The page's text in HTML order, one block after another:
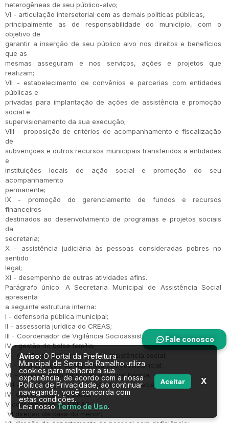
Fale conosco
heterogêneas de seu público-alvo;
VI - articulação intersetorial com as demais políticas públicas,
principalmente as de responsabilidade do município, com o
objetivo de
garantir a inserção de seu público alvo nos direitos e benefícios
que as
mesmas asseguram e nos serviços, ações e projetos que
realizam;
VII - estabelecimento de convênios e parcerias com entidades
públicas e
privadas para implantação de ações de assistência e promoção
social e
supervisionamento da sua execução;
VIII - proposição de critérios de acompanhamento e fiscalização
de
subvenções e outros recursos municipais transferidos a entidades
e
instituições locais de ação social e promoção do seu
acompanhamento
permanente;
IX - promoção do gerenciamento de fundos e recursos
financeiros
destinados ao desenvolvimento de programas e projetos sociais
da
secretaria;
X - assistência judiciária às pessoas consideradas pobres no
sentido
legal;
XI - desempenho de outras atividades afins.
Parágrafo único. A Secretaria Municipal de Assistência Social
apresenta
a seguinte estrutura interna:
I - defensoria pública municipal;
II - assessoria jurídica do CREAS;
III - Coordenador de Vigilância Socioassistencial;
IV - gestão do bolsa família;
V - gestão do sistema único de assistência social;
VI - coordenação da vigilância sócioassistencial;
VII - coordenação da proteção social básica;
VIII - coordenação da proteção social especial;
IV- coordenação do CRAS;
V coordenação do CREAS;
VI direção da casa do menor;
Aviso:O Portal da Prefeitura
Municipal de Serra do Ramalho utiliza
cookies para melhorar a sua
experiência, de acordo com a nossa
Política de Privacidade, ao continuar
navegando, você concorda com
estas condições.
Leia nosso Termo de Uso.
Aceitar X